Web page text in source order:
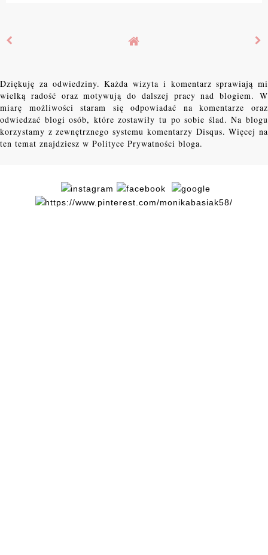
Dziękuję za odwiedziny. Każda wizyta i komentarz sprawiają mi
wielką radość oraz motywują do dalszej pracy nad blogiem. W
miarę możliwości staram się odpowiadać na komentarze oraz
odwiedzać blogi osób, które zostawiły tu po sobie ślad. Na blogu
korzystamy z zewnętrznego systemu komentarzy Disqus. Więcej na
ten temat znajdziesz w Polityce Prywatności bloga.